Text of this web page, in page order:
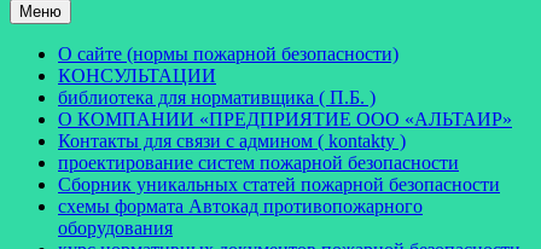
Меню
О сайте (нормы пожарной безопасности)
КОНСУЛЬТАЦИИ
библиотека для нормативщика ( П.Б. )
О КОМПАНИИ «ПРЕДПРИЯТИЕ ООО «АЛЬТАИР»
Контакты для связи с админом ( kontakty )
проектирование систем пожарной безопасности
Сборник уникальных статей пожарной безопасности
схемы формата Автокад противопожарного
оборудования